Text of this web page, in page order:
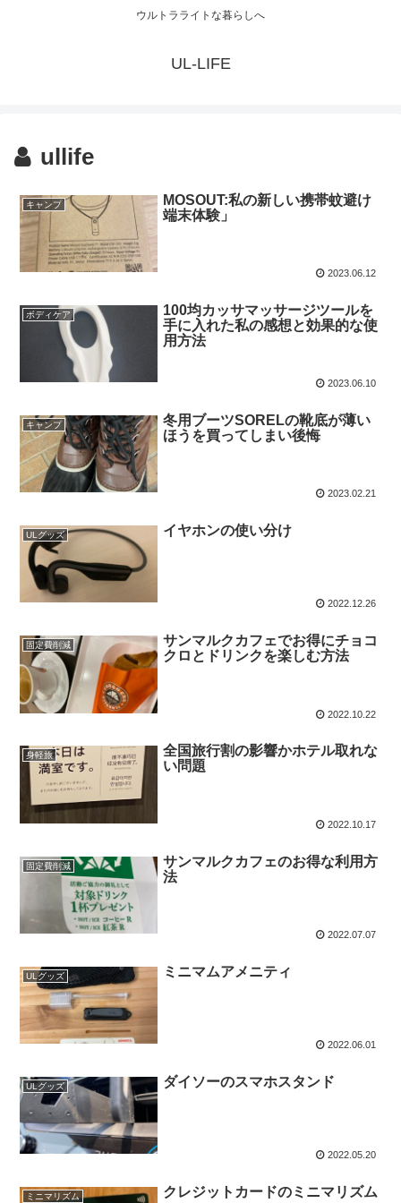
ウルトラライトな暮らしへ
UL-LIFE
ullife
キャンプ
MOSOUT:私の新しい携帯蚊避け
端末体験」
2023.06.12
ボディケア
100均カッサマッサージツールを
手に入れた私の感想と効果的な使
用方法
2023.06.10
キャンプ
冬用ブーツSORELの靴底が薄い
ほうを買ってしまい後悔
2023.02.21
ULグッズ イヤホンの使い分け
2022.12.26
固定費削減
サンマルクカフェでお得にチョコ
クロとドリンクを楽しむ方法
2022.10.22
身軽旅
全国旅行割の影響かホテル取れな
い問題
2022.10.17
固定費削減
サンマルクカフェのお得な利用方
法
2022.07.07
ULグッズ ミニマムアメニティ
2022.06.01
ULグッズ ダイソーのスマホスタンド
2022.05.20
ミニマリズム クレジットカードのミニマリズム